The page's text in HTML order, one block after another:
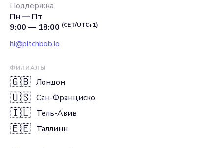
Поддержка
Пн — Пт
9:00 — 18:00 (CET/UTC+1)
hi@pitchbob.io
ФИЛИАЛЫ
🇬🇧 Лондон
🇺🇸 Сан-Франциско
🇮🇱 Тель-Авив
🇪🇪 Таллинн